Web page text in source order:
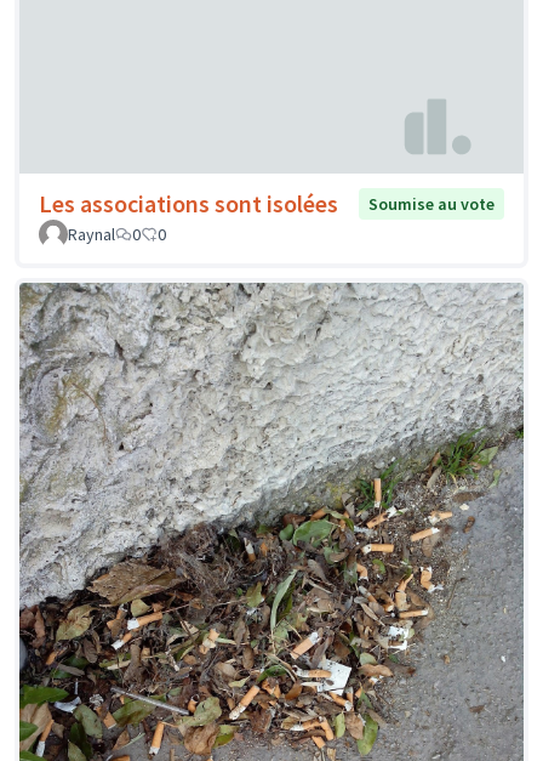
Les associations sont isolées
Soumise au vote
Raynal
0 0